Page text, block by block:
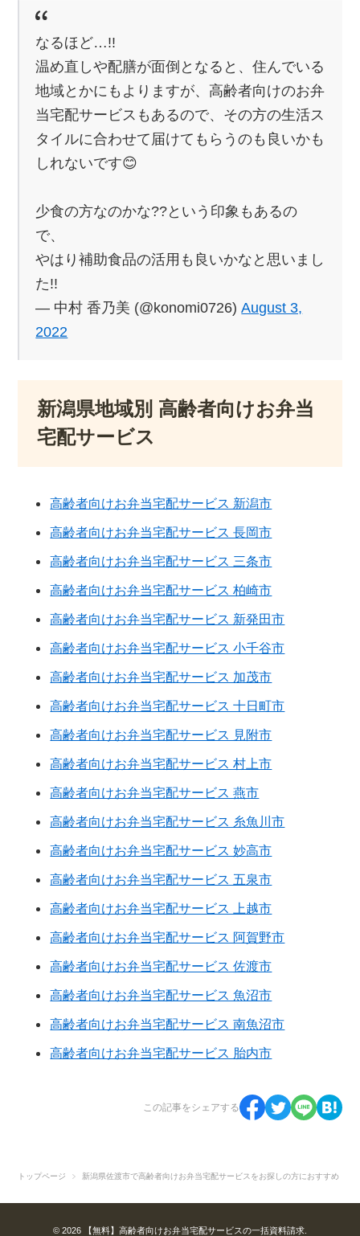
なるほど…!!
温め直しや配膳が面倒となると、住んでいる
地域とかにもよりますが、高齢者向けのお弁
当宅配サービスもあるので、その方の生活ス
タイルに合わせて届けてもらうのも良いかも
しれないです😊
少食の方なのかな??という印象もあるの
で、
やはり補助食品の活用も良いかなと思いまし
た!!
— 中村 香乃美 (@konomi0726)August 3,
2022
新潟県地域別 高齢者向けお弁当
宅配サービス
高齢者向けお弁当宅配サービス 新潟市
高齢者向けお弁当宅配サービス 長岡市
高齢者向けお弁当宅配サービス 三条市
高齢者向けお弁当宅配サービス 柏崎市
高齢者向けお弁当宅配サービス 新発田市
高齢者向けお弁当宅配サービス 小千谷市
高齢者向けお弁当宅配サービス 加茂市
高齢者向けお弁当宅配サービス 十日町市
高齢者向けお弁当宅配サービス 見附市
高齢者向けお弁当宅配サービス 村上市
高齢者向けお弁当宅配サービス 燕市
高齢者向けお弁当宅配サービス 糸魚川市
高齢者向けお弁当宅配サービス 妙高市
高齢者向けお弁当宅配サービス 五泉市
高齢者向けお弁当宅配サービス 上越市
高齢者向けお弁当宅配サービス 阿賀野市
高齢者向けお弁当宅配サービス 佐渡市
高齢者向けお弁当宅配サービス 魚沼市
高齢者向けお弁当宅配サービス 南魚沼市
高齢者向けお弁当宅配サービス 胎内市
この記事をシェアする
トップページ 新潟県佐渡市で高齢者向けお弁当宅配サービスをお探しの方におすすめ
© 2026 【無料】高齢者向けお弁当宅配サービスの一括資料請求.